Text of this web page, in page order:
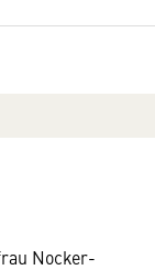
Nocker-